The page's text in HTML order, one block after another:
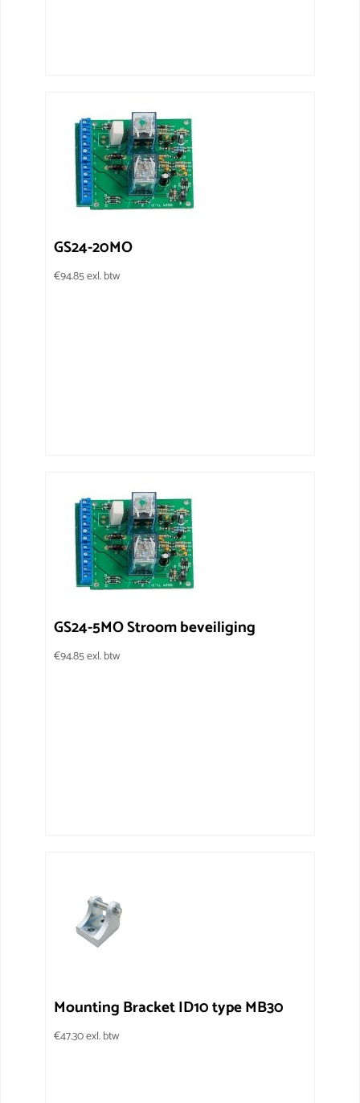
GS24-20MO
€94.85exl. btw
GS24-5MO Stroom beveiliging
€94.85exl. btw
Mounting Bracket ID10 type MB30
€47.30exl. btw